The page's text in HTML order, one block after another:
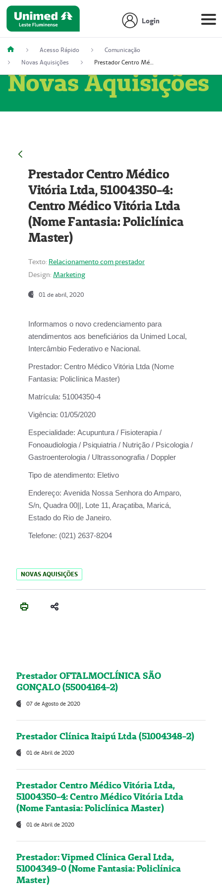
Login
Acesso Rápido
Comunicação
Novas Aquisições
Prestador Centro Médico Vitória Ltda, 51004350-4: Centro Médico Vitória Ltda (Nome Fantasia: Policlínica Master)
Novas Aquisições
Prestador Centro Médico
Vitória Ltda, 51004350-4:
Centro Médico Vitória Ltda
(Nome Fantasia: Policlínica
Master)
Texto: Relacionamento com prestador
Design: Marketing
01 de abril, 2020
Informamos o novo credenciamento para
atendimentos aos beneficiários da Unimed Local,
Intercâmbio Federativo e Nacional.
Prestador: Centro Médico Vitória Ltda (Nome
Fantasia: Policlínica Master)
Matrícula: 51004350-4
Vigência: 01/05/2020
Especialidade: Acupuntura / Fisioterapia /
Fonoaudiologia / Psiquiatria / Nutrição / Psicologia /
Gastroenterologia / Ultrassonografia / Doppler
Tipo de atendimento: Eletivo
Endereço: Avenida Nossa Senhora do Amparo,
S/n, Quadra 00||, Lote 11, Araçatiba, Maricá,
Estado do Rio de Janeiro.
Telefone: (021) 2637-8204
NOVAS AQUISIÇÕES
Prestador OFTALMOCLÍNICA SÃO
GONÇALO (55004164-2)
07 de Agosto de 2020
Prestador Clínica Itaipú Ltda (51004348-2)
01 de Abril de 2020
Prestador Centro Médico Vitória Ltda,
51004350-4: Centro Médico Vitória Ltda
(Nome Fantasia: Policlínica Master)
01 de Abril de 2020
Prestador: Vipmed Clínica Geral Ltda,
51004349-0 (Nome Fantasia: Policlínica
Master)